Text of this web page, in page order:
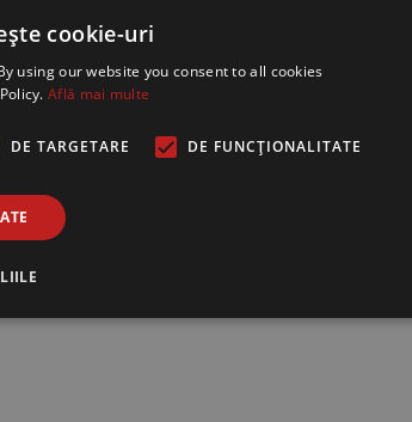
cookie-uri
using our website you consent to all cookies
Află mai multe
DE TARGETARE DE FUNCŢIONALITATE